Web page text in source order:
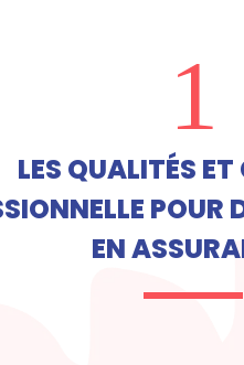
1
LES QUALITÉS
POUR
EN